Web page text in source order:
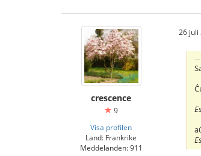
crescence
9
Visa profilen
Land: Frankrike
Meddelanden: 911
26 juli